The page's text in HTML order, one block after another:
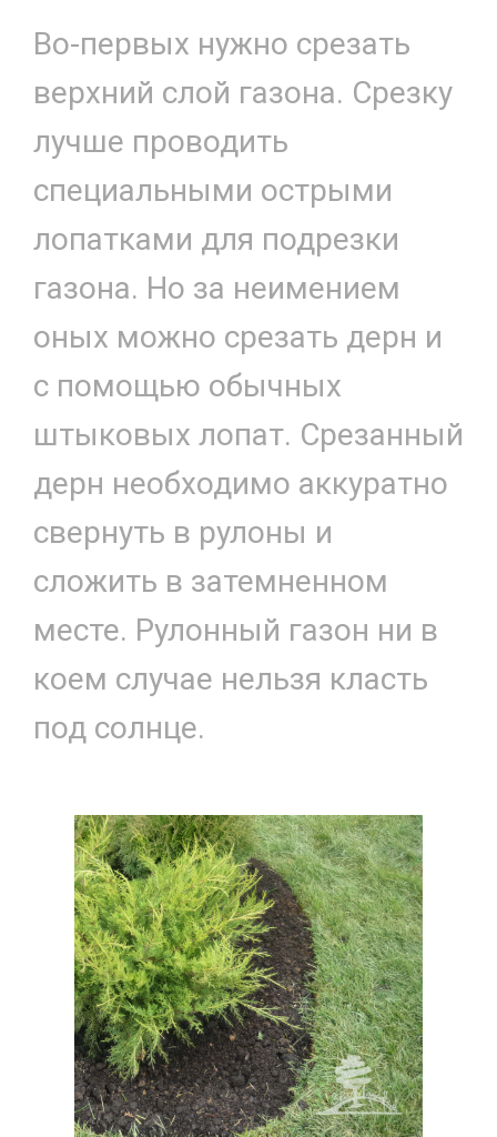
Во-первых нужно срезать
верхний слой газона. Срезку
лучше проводить
специальными острыми
лопатками для подрезки
газона. Но за неимением
оных можно срезать дерн и
с помощью обычных
штыковых лопат. Срезанный
дерн необходимо аккуратно
свернуть в рулоны и
сложить в затемненном
месте. Рулонный газон ни в
коем случае нельзя класть
под солнце.